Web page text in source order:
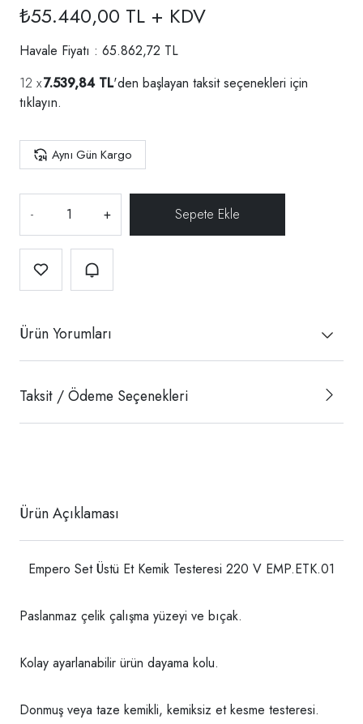
₺55.440,00 TL + KDV
Havale Fiyatı : 65.862,72 TL
7.539,84 TL'den başlayan taksit seçenekleri için
tıklayın.
Aynı Gün Kargo
- +
Ürün Yorumları
Taksit / Ödeme Seçenekleri
Ürün Açıklaması
Empero Set Üstü Et Kemik Testeresi 220 V EMP.ETK.01
Paslanmaz çelik çalışma yüzeyi ve bıçak.
Kolay ayarlanabilir ürün dayama kolu.
Donmuş veya taze kemikli, kemiksiz et kesme testeresi.